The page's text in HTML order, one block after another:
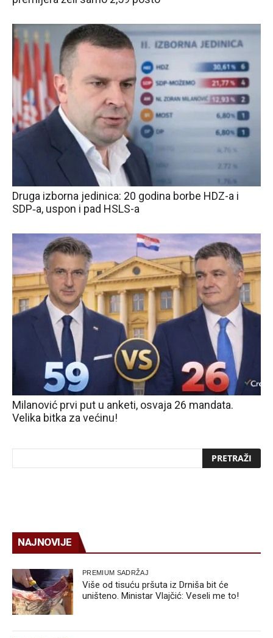
Druga izborna jedinica: 20 godina borbe HDZ-a i
SDP‑a, uspon i pad HSLS-a
Milanović prvi put u anketi, osvaja 26 mandata.
Velika bitka za većinu!
NAJNOVIJE
PREMIUM SADRŽAJ
Više od tisuću pršuta iz Drniša bit će
uništeno. Ministar Vlajčić: Veseli me to!